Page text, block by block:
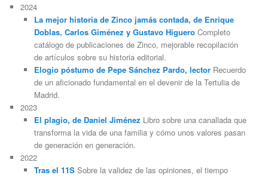
2024
La mejor historia de Zinco jamás contada, de Enrique
Doblas, Carlos Giménez y Gustavo HigueroCompleto
catálogo de publicaciones de Zinco, mejorable recopilación
de artículos sobre su historia editorial.
Elogio póstumo de Pepe Sánchez Pardo, lectorRecuerdo
de un aficionado fundamental en el devenir de la Tertulia de
Madrid.
2023
El plagio, de Daniel Jiménez Libro sobre una canallada que
transforma la vida de una familia y cómo unos valores pasan
de generación en generación.
2022
Tras el 11SSobre la validez de las opiniones, el tiempo